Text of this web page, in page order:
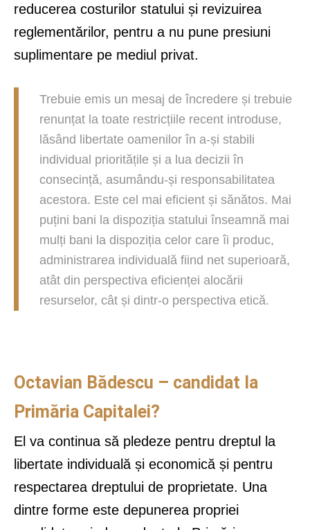
reducerea costurilor statului și revizuirea
reglementărilor, pentru a nu pune presiuni
suplimentare pe mediul privat.
Trebuie emis un mesaj de încredere și trebuie
renunțat la toate restricțiile recent introduse,
lăsând libertate oamenilor în a-și stabili
individual prioritățile și a lua decizii în
consecință, asumându-și responsabilitatea
acestora. Este cel mai eficient și sănătos. Mai
puțini bani la dispoziția statului înseamnă mai
mulți bani la dispoziția celor care îi produc,
administrarea individuală fiind net superioară,
atât din perspectiva eficienței alocării
resurselor, cât și dintr-o perspectiva etică.
Octavian Bădescu – candidat la
Primăria Capitalei?
El va continua să pledeze pentru dreptul la
libertate individuală și economică și pentru
respectarea dreptului de proprietate. Una
dintre forme este depunerea propriei